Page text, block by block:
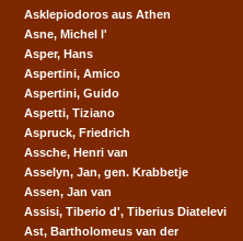
Asklepiodoros aus Athen
Asne, Michel l'
Asper, Hans
Aspertini, Amico
Aspertini, Guido
Aspetti, Tiziano
Aspruck, Friedrich
Assche, Henri van
Asselyn, Jan, gen. Krabbetje
Assen, Jan van
Assisi, Tiberio d', Tiberius Diatelevi
Ast, Bartholomeus van der